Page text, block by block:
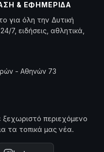
& ΕΦΗΜΕΡΊΔΑ
για όλη την Δυτική
7, ειδήσεις, αθλητικά,
- Αθηνών 73
περιεχόμενο
τα τοπικά μας νέα.